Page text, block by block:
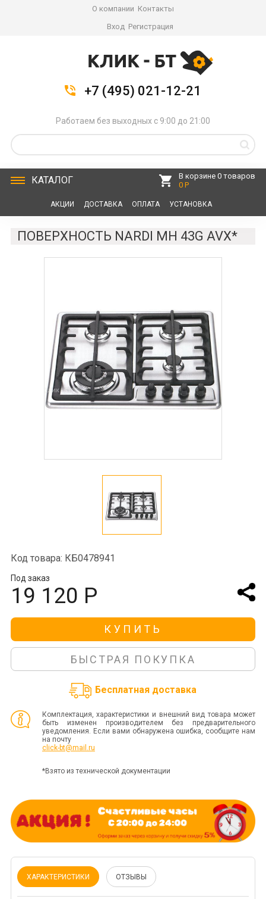
О компании Контакты
Вход Регистрация
+7 (495) 021-12-21
Работаем без выходных с 9:00 до 21:00
КАТАЛОГ
В корзине 0 товаров
0 Р
АКЦИИ ДОСТАВКА ОПЛАТА УСТАНОВКА
ПОВЕРХНОСТЬ NARDI MH 43G AVX*
Код товара: КБ0478941
Под заказ
19 120 Р
КУПИТЬ
БЫСТРАЯ ПОКУПКА
Бесплатная доставка
Комплектация, характеристики и внешний вид товара может
быть изменен производителем без предварительного
уведомления. Если вами обнаружена ошибка, сообщите нам
на почту
click-bt@mail.ru
*Взято из технической документации
ХАРАКТЕРИСТИКИ ОТЗЫВЫ